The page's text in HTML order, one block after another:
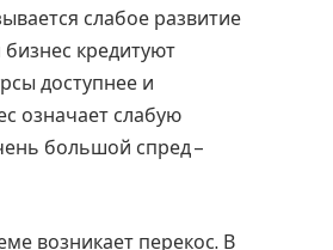
слабое развитие
бизнес кредитуют
доступнее и
означает слабую
большой спред –
возникает перекос. В